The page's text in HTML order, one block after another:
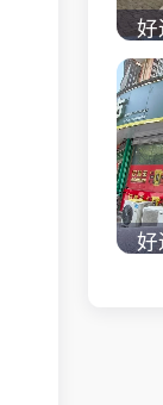
好
商
万
好